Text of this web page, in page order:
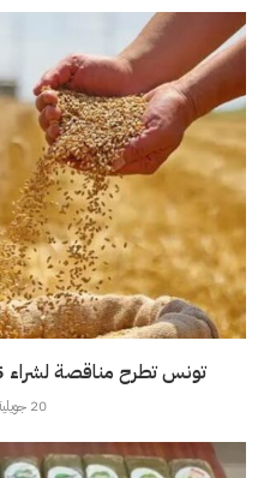
تونس تطرح مناقصة لشراء 75 ألف طن من القمح اللين
20 جويلية، 2026